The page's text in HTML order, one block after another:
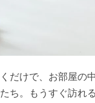
だけで、お部屋の
ち。もうすぐ訪れ